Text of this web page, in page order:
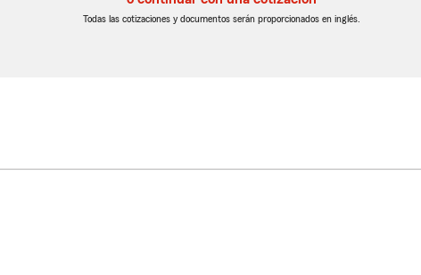
de
de
Todas las cotizaciones y documentos serán proporcionados en inglés.